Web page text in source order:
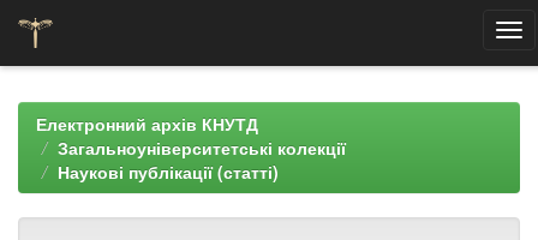
navigationЕлектронний архів КНУТД
Загальноуніверситетські колекції
Наукові публікації (статті)